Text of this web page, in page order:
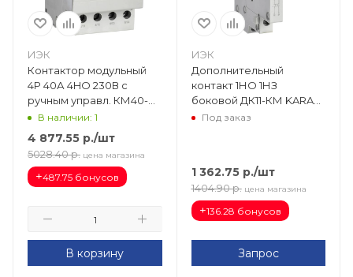
ИЭК
Контактор модульный
4Р 40А 4HO 230В с
ручным управл. КМ40-
40МР AC KARAT MKK22-
В наличии: 1
4 877.55 р./шт
5028.40 р. цена магазина
+487.75 бонусов
В корзину
ИЭК
Дополнительный
контакт 1НО 1НЗ
боковой ДК11-КМ KARAT
MKK00D-DK-11
Под заказ
1 362.75р./шт
1404.90 р. цена магазина
+136.28 бонусов
Запрос